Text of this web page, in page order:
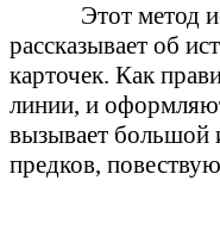
Этот метод
рассказывает об
карточек. Как
линии, и
вызывает большой
предков,